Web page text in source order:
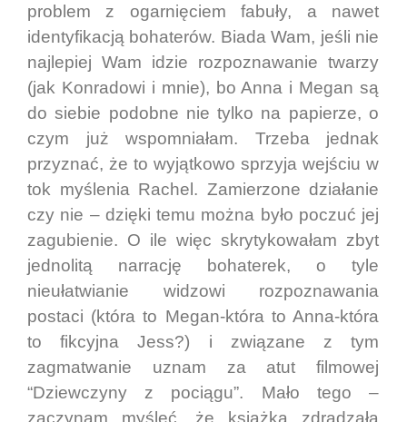
problem z ogarnięciem fabuły, a nawet
identyfikacją bohaterów. Biada Wam, jeśli nie
najlepiej Wam idzie rozpoznawanie twarzy
(jak Konradowi i mnie), bo Anna i Megan są
do siebie podobne nie tylko na papierze, o
czym już wspomniałam. Trzeba jednak
przyznać, że to wyjątkowo sprzyja wejściu w
tok myślenia Rachel. Zamierzone działanie
czy nie – dzięki temu można było poczuć jej
zagubienie. O ile więc skrytykowałam zbyt
jednolitą narrację bohaterek, o tyle
nieułatwianie widzowi rozpoznawania
postaci (która to Megan-która to Anna-która
to fikcyjna Jess?) i związane z tym
zagmatwanie uznam za atut filmowej
“Dziewczyny z pociągu”. Mało tego –
zaczynam myśleć, że książka zdradzała